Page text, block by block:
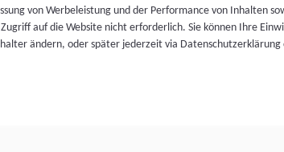
von Werbeleistung und der Performance von Inhalten
auf die Website nicht erforderlich. Sie können Ihre
ändern, oder später jederzeit via Datenschutzerklärung